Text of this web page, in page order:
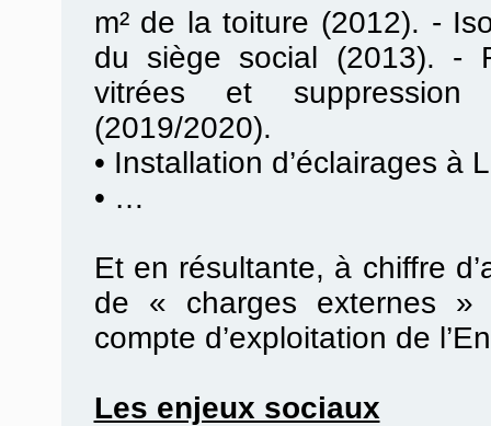
m² de la toiture (2012). -
du siège social (2013). -
vitrées et
(2019/2020).
• Installation d’éclairages à
• …
Et en résultante, à chiffre
de « charges externes
compte d’exploitation de
Les enjeux sociaux